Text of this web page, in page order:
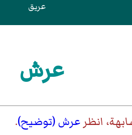
عريق
عرش
انظرعرش (توضيح).